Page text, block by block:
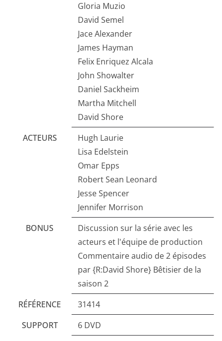
Gloria Muzio
David Semel
Jace Alexander
James Hayman
Felix Enriquez Alcala
John Showalter
Daniel Sackheim
Martha Mitchell
David Shore
ACTEURS
Hugh Laurie
Lisa Edelstein
Omar Epps
Robert Sean Leonard
Jesse Spencer
Jennifer Morrison
BONUS
Discussion sur la série avec les
acteurs et l'équipe de production
Commentaire audio de 2 épisodes
par {R:David Shore} Bêtisier de la
saison 2
RÉFÉRENCE
31414
SUPPORT
6 DVD